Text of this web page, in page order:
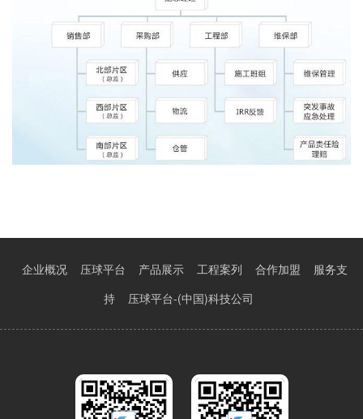
企业概况 压球平台 产品展示 工程案列 合作加盟
服务支
持
压球平台-(中国)科技公司